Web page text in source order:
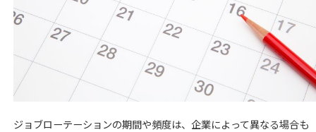
ジョブローテーションの期間や頻度は、企業によって異なる場合も